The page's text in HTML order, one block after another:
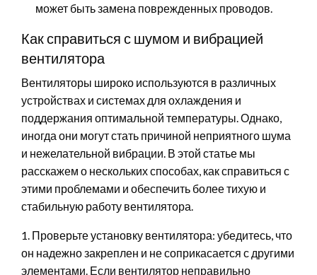
может быть замена поврежденных проводов.
Как справиться с шумом и вибрацией
вентилятора
Вентиляторы широко используются в различных
устройствах и системах для охлаждения и
поддержания оптимальной температуры. Однако,
иногда они могут стать причиной неприятного шума
и нежелательной вибрации. В этой статье мы
расскажем о нескольких способах, как справиться с
этими проблемами и обеспечить более тихую и
стабильную работу вентилятора.
1. Проверьте установку вентилятора: убедитесь, что
он надежно закреплен и не соприкасается с другими
элементами. Если вентилятор неправильно